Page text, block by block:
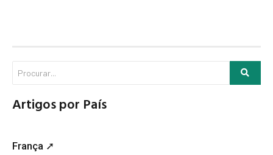
Artigos por País
França ➚